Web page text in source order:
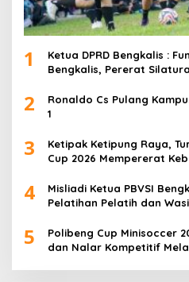
1
Ketua DPRD Bengkalis :
Bengkalis, Pererat
2
Ronaldo Cs Pulang
1
3
Ketipak Ketipung Raya,
Cup 2026 Mempererat
4
Misliadi Ketua PBVSI
Pelatihan Pelatih dan
5
Polibeng Cup Minisoccer
dan Nalar Kompetitif